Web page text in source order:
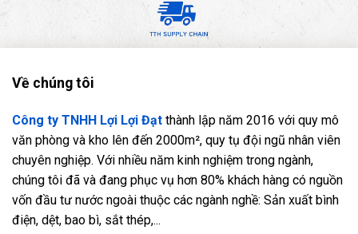
Về chúng tôi
Công ty TNHH Lợi Lợi Đạt thành lập năm 2016 với quy mô
văn phòng và kho lên đến 2000m², quy tụ đội ngũ nhân viên
chuyên nghiệp. Với nhiều năm kinh nghiệm trong ngành,
chúng tôi đã và đang phục vụ hơn 80% khách hàng có nguồn
vốn đầu tư nước ngoài thuộc các ngành nghề: Sản xuất bình
điện, dệt, bao bì, sắt thép,...